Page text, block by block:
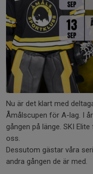
Nu är det klart med
Åmålscupen för A-lag. I
gången på länge. SKI
oss.
Dessutom gästar våra
andra gången de är med.